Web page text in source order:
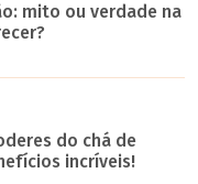
mito ou verdade na
do chá de
incríveis!